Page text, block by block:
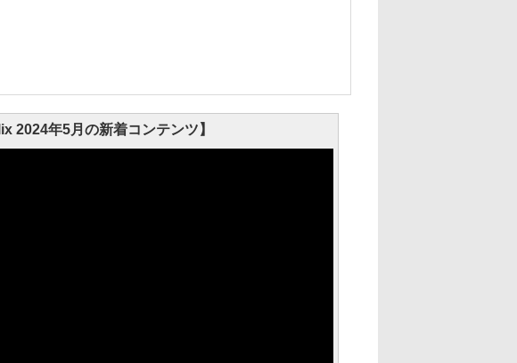
2024年5月の新着コンテンツ】